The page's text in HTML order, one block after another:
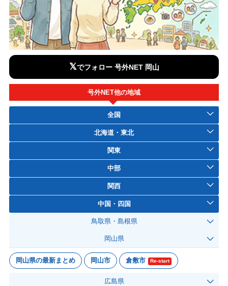
𝕏でフォロー 号外NET 岡山
号外NET他の地域
全国
北海道・東北
関東
中部
関西
中国・四国
鳥取県・島根県
岡山県
岡山県の最新まとめ 岡山市 倉敷市 Re-start
広島県